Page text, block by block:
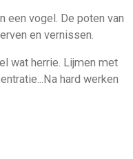
een vogel. De poten van
en vernissen.
wat herrie. Lijmen met
hard werken